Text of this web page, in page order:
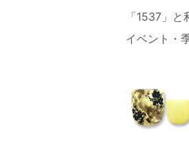
「1537」
イベント・